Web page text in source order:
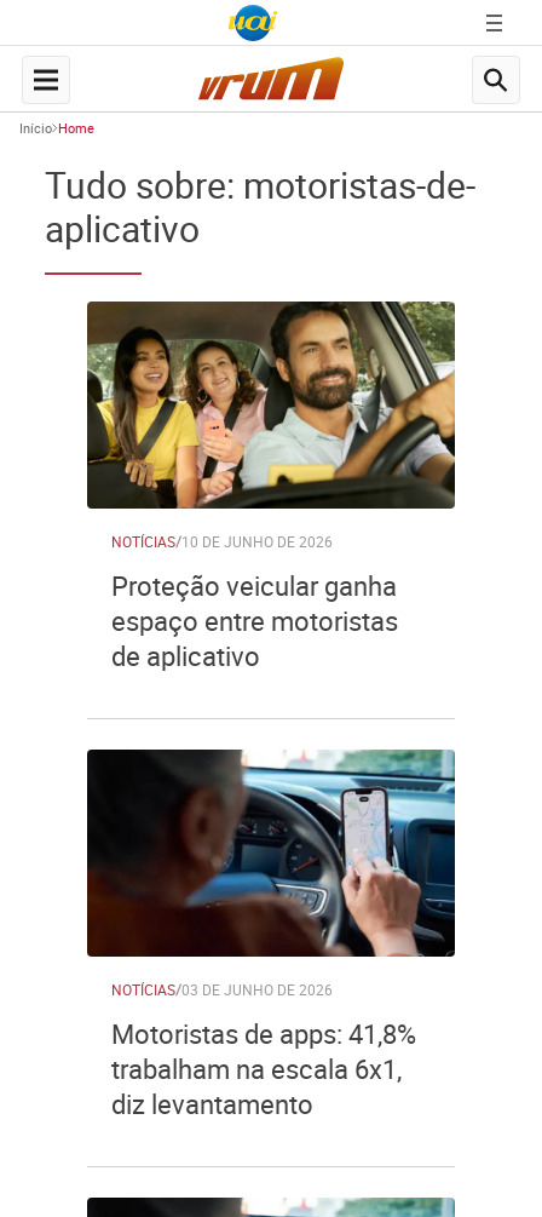
Início Home
Tudo sobre: motoristas-de-
aplicativo
NOTÍCIAS/10 DE JUNHO DE 2026
Proteção veicular ganha
espaço entre motoristas
de aplicativo
NOTÍCIAS/03 DE JUNHO DE 2026
Motoristas de apps: 41,8%
trabalham na escala 6x1,
diz levantamento